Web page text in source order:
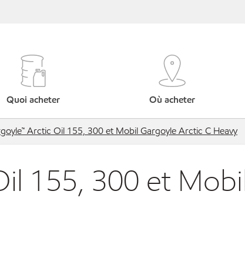
Quoi acheter Où acheter
Arctic Oil 155, 300 et Mobil Gargoyle Arctic C Heavy
155, 300 et